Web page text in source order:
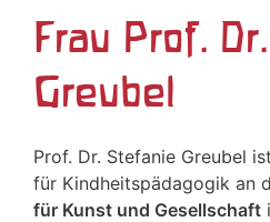
Frau Prof.
Greubel
Prof. Dr. Stefanie Greubel
für Kindheitspädagogik an
für Kunst und Gesellschaft